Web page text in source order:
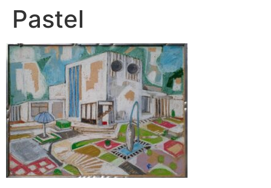
Pastel